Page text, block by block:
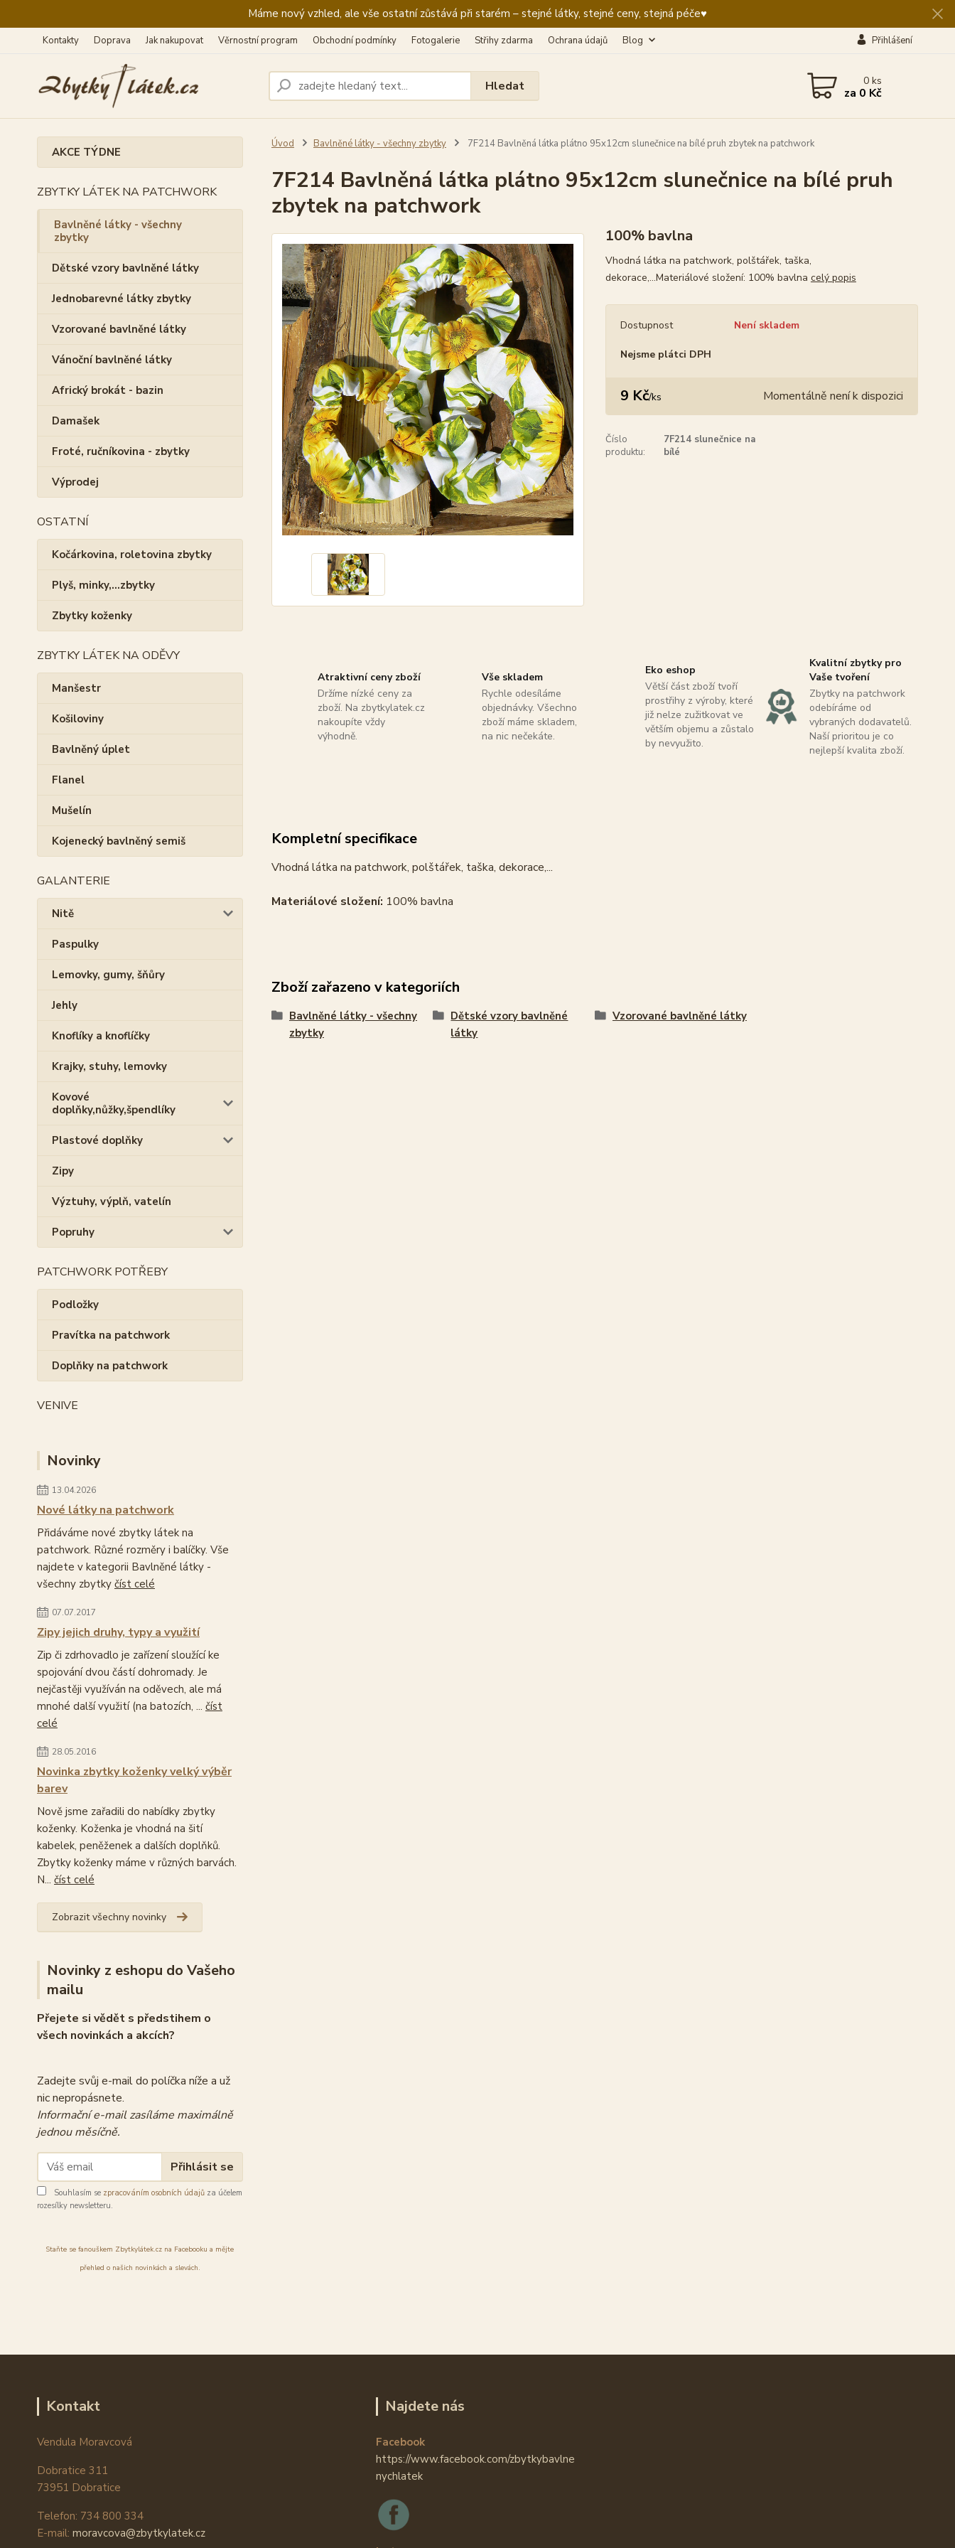
Máme nový vzhled, ale vše ostatní zůstává při starém – stejné látky, stejné ceny, stejná péče♥️
Kontakty Doprava Jak nakupovat Věrnostní program Obchodní podmínky Fotogalerie Střihy zdarma Ochrana údajů Blog Přihlášení
Hledat 0ks
za 0 Kč
AKCE TÝDNE
ZBYTKY LÁTEK NA PATCHWORK
Bavlněné látky - všechny
zbytky
Dětské vzory bavlněné látky
Jednobarevné látky zbytky
Vzorované bavlněné látky
Vánoční bavlněné látky
Africký brokát - bazin
Damašek
Froté, ručníkovina - zbytky
Výprodej
OSTATNÍ
Kočárkovina, roletovina zbytky
Plyš, minky,...zbytky
Zbytky koženky
ZBYTKY LÁTEK NA ODĚVY
Manšestr
Košiloviny
Bavlněný úplet
Flanel
Mušelín
Kojenecký bavlněný semiš
GALANTERIE
Nitě
Paspulky
Lemovky, gumy, šňůry
Jehly
Knoflíky a knoflíčky
Krajky, stuhy, lemovky
Kovové
doplňky,nůžky,špendlíky
Plastové doplňky
Zipy
Výztuhy, výplň, vatelín
Popruhy
PATCHWORK POTŘEBY
Podložky
Pravítka na patchwork
Doplňky na patchwork
VENIVE
Novinky
13.04.2026
Nové látky na patchwork
Přidáváme nové zbytky látek na
patchwork. Různé rozměry i balíčky. Vše
najdete v kategorii Bavlněné látky -
všechny zbytky číst celé
07.07.2017
Zipy jejich druhy, typy a využití
Zip či zdrhovadlo je zařízení sloužící ke
spojování dvou částí dohromady. Je
nejčastěji využíván na oděvech, ale má
mnohé další využití (na batozích, ... číst
celé
28.05.2016
Novinka zbytky koženky velký výběr
barev
Nově jsme zařadili do nabídky zbytky
koženky. Koženka je vhodná na šití
kabelek, peněženek a dalších doplňků.
Zbytky koženky máme v různých barvách.
N... číst celé
Zobrazit všechny novinky
Novinky z eshopu do Vašeho
mailu
Přejete si vědět s předstihem o
všech novinkách a akcích?
Zadejte svůj e-mail do políčka níže a už
nic nepropásnete.
Informační e-mail zasíláme maximálně
jednou měsíčně.
Přihlásit se
Souhlasím se zpracováním osobních údajů za účelem
rozesílky newsletteru.
Staňte se fanouškem Zbytkylátek.cz na Facebooku a mějte
přehled o našich novinkách a slevách.
Úvod Bavlněné látky - všechny zbytky 7F214 Bavlněná látka plátno 95x12cm slunečnice na bílé pruh zbytek na patchwork
7F214 Bavlněná látka plátno 95x12cm slunečnice na bílé pruh
zbytek na patchwork
100% bavlna
Vhodná látka na patchwork, polštářek, taška,
dekorace,...Materiálové složení: 100% bavlna celý popis
Dostupnost Není skladem
Nejsme plátci DPH
9 Kč/ks Momentálně není k dispozici
Číslo
produktu:
7F214 slunečnice na
bílé
Atraktivní ceny zboží
Držíme nízké ceny za
zboží. Na zbytkylatek.cz
nakoupíte vždy
výhodně.
Vše skladem
Rychle odesíláme
objednávky. Všechno
zboží máme skladem,
na nic nečekáte.
Eko eshop
Větší část zboží tvoří
prostřihy z výroby, které
již nelze zužitkovat ve
větším objemu a zůstalo
by nevyužito.
Kvalitní zbytky pro
Vaše tvoření
Zbytky na patchwork
odebíráme od
vybraných dodavatelů.
Naší prioritou je co
nejlepší kvalita zboží.
Kompletní specifikace
Vhodná látka na patchwork, polštářek, taška, dekorace,...
Materiálové složení: 100% bavlna
Zboží zařazeno v kategoriích
Bavlněné látky - všechny
zbytky
Dětské vzory bavlněné
látky
Vzorované bavlněné látky
Kontakt
Vendula Moravcová
Dobratice 311
73951 Dobratice
Telefon: 734 800 334
E-mail: moravcova@zbytkylatek.cz
Najdete nás
Facebook
https://www.facebook.com/zbytkybavlne
nychlatek